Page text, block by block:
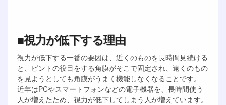
■視力が低下する理由
視力が低下する一番の要因は、近くのものを長時間見続ける
と、ピントの役目をする角膜がそこで固定され、遠くのもの
を見ようとしても角膜がうまく機能しなくなることです。
近年はPCやスマートフォンなどの電子機器を、長時間使う
人が増えたため、視力が低下してしまう人が増えています。